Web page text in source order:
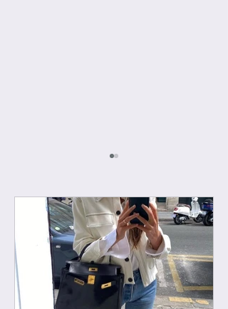
[하이엔드급 에르메스]
에르백